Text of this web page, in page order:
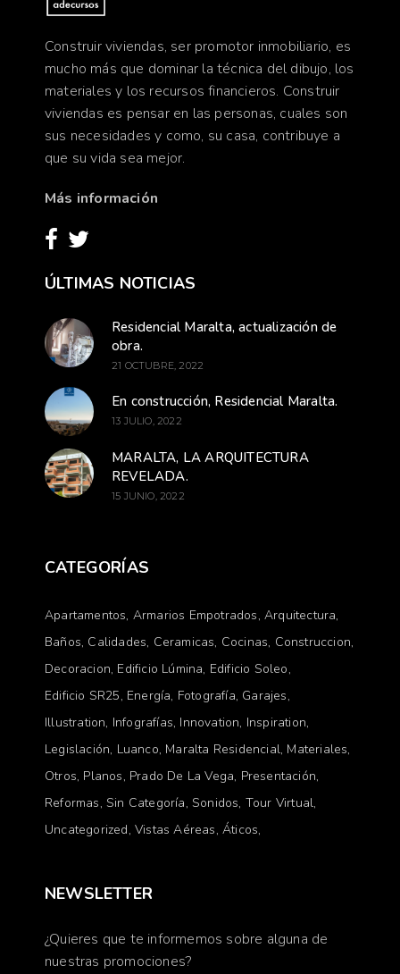
Construir viviendas, ser promotor inmobiliario, es
mucho más que dominar la técnica del dibujo, los
materiales y los recursos financieros. Construir
viviendas es pensar en las personas, cuales son
sus necesidades y como, su casa, contribuye a
que su vida sea mejor.
Más información
ÚLTIMAS NOTICIAS
Residencial Maralta, actualización de
obra.
21 OCTUBRE, 2022
En construcción, Residencial Maralta.
13 JULIO, 2022
MARALTA, LA ARQUITECTURA
REVELADA.
15 JUNIO, 2022
CATEGORÍAS
Apartamentos Armarios Empotrados Arquitectura
Baños Calidades Ceramicas Cocinas Construccion
Decoracion Edificio Lúmina Edificio Soleo
Edificio SR25 Energía Fotografía Garajes
Illustration Infografías Innovation Inspiration
Legislación Luanco Maralta Residencial Materiales
Otros Planos Prado De La Vega Presentación
Reformas Sin Categoría Sonidos Tour Virtual
Uncategorized Vistas Aéreas Áticos
NEWSLETTER
¿Quieres que te informemos sobre alguna de
nuestras promociones?